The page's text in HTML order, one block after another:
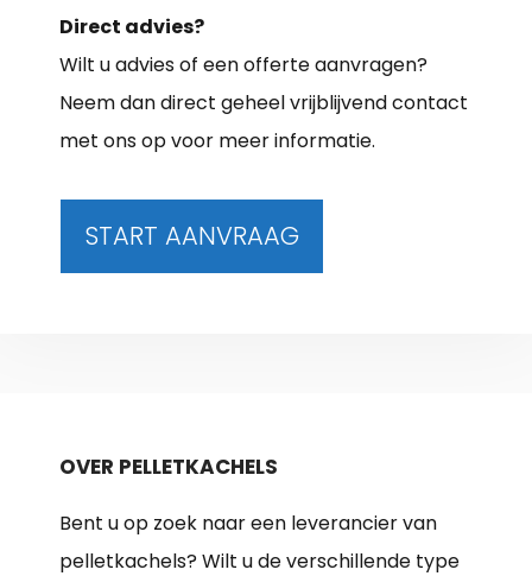
Direct advies?
Wilt u advies of een offerte aanvragen?
Neem dan direct geheel vrijblijvend contact
met ons op voor meer informatie.
START AANVRAAG
OVER PELLETKACHELS
Bent u op zoek naar een leverancier van
pelletkachels? Wilt u de verschillende type